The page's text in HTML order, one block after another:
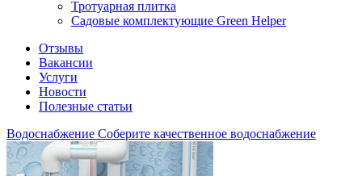
Тротуарная плитка
Садовые комплектующие Green Helper
Отзывы
Вакансии
Услуги
Новости
Полезные статьи
Водоснабжение Соберите качественное водоснабжение